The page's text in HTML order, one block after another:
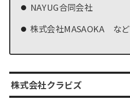
NAYUG合同会社
株式会社MASAOKA など
株式会社クラビズ